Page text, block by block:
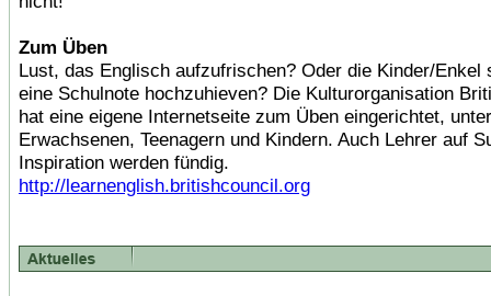
Zum Üben
Lust, das Englisch aufzufrischen? Oder die Kinder/Enkel
eine Schulnote hochzuhieven? Die Kulturorganisation
hat eine eigene Internetseite zum Üben eingerichtet,
Erwachsenen, Teenagern und Kindern. Auch Lehrer auf
Inspiration werden fündig.
http://learnenglish.britishcouncil.org